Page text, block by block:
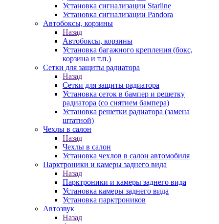
Установка сигнализации Starline
Установка сигнализации Pandora
Автобоксы, корзины
Назад
Автобоксы, корзины
Установка багажного крепления (бокс,
корзина и т.п.)
Сетки для защиты радиатора
Назад
Сетки для защиты радиатора
Установка сеток в бампер и решетку
радиатора (со снятием бампера)
Установка решетки радиатора (замена
штатной)
Чехлы в салон
Назад
Чехлы в салон
Установка чехлов в салон автомобиля
Парктроники и камеры заднего вида
Назад
Парктроники и камеры заднего вида
Установка камеры заднего вида
Установка парктроников
Автозвук
Назад